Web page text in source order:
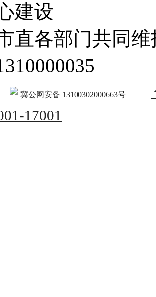
建设
直各部门共同
冀公网安备 13100302000663号
17001